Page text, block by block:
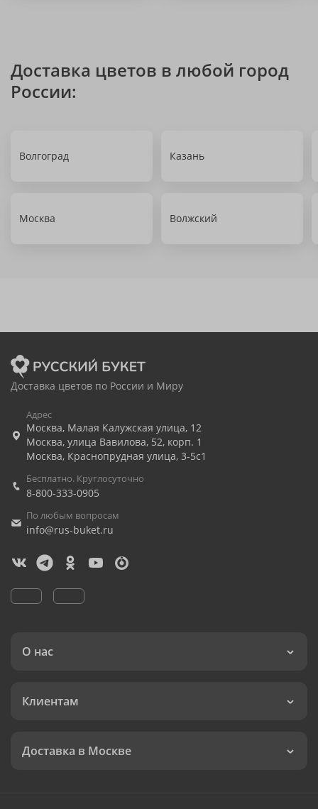
Доставка цветов в любой город
России:
Волгоград Казань
Москва Волжский
Доставка цветов по России и Миру
Адрес
Москва, Малая Калужская улица, 12
Москва, улица Вавилова, 52, корп. 1
Москва, Краснопрудная улица, 3-5с1
Бесплатно. Круглосуточно
8-800-333-0905
По любым вопросам
info@rus-buket.ru
О нас
Клиентам
Доставка в Москве